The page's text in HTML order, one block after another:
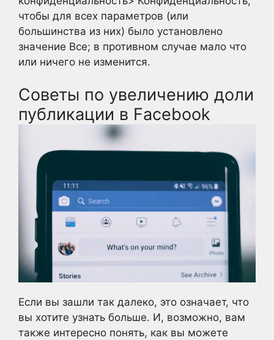
чтобы для всех параметров (или
большинства из них) было установлено
значение Все; в противном случае мало что
или ничего не изменится.
Советы по увеличению доли
публикации в Facebook
Если вы зашли так далеко, это означает, что
вы хотите узнать больше. И, возможно, вам
также интересно понять, как вы можете